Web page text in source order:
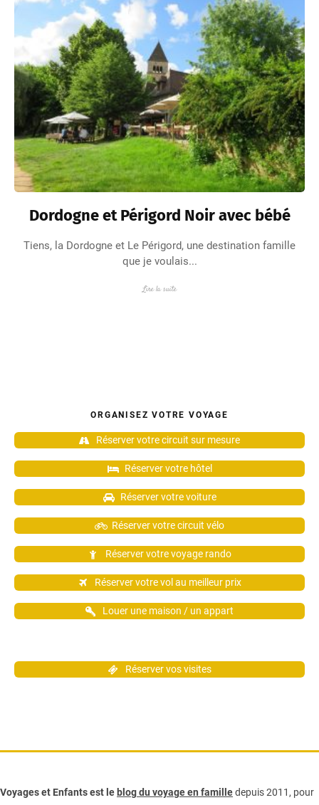
Dordogne et Périgord Noir avec bébé
Tiens, la Dordogne et Le Périgord, une destination famille
que je voulais...
Lire la suite
ORGANISEZ VOTRE VOYAGE
Réserver votre circuit sur mesure
Réserver votre hôtel
Réserver votre voiture
Réserver votre circuit vélo
Réserver votre voyage rando
Réserver votre vol au meilleur prix
Louer une maison / un appart
Réserver vos visites
Voyages et Enfants est le blog du voyage en familledepuis 2011, pour